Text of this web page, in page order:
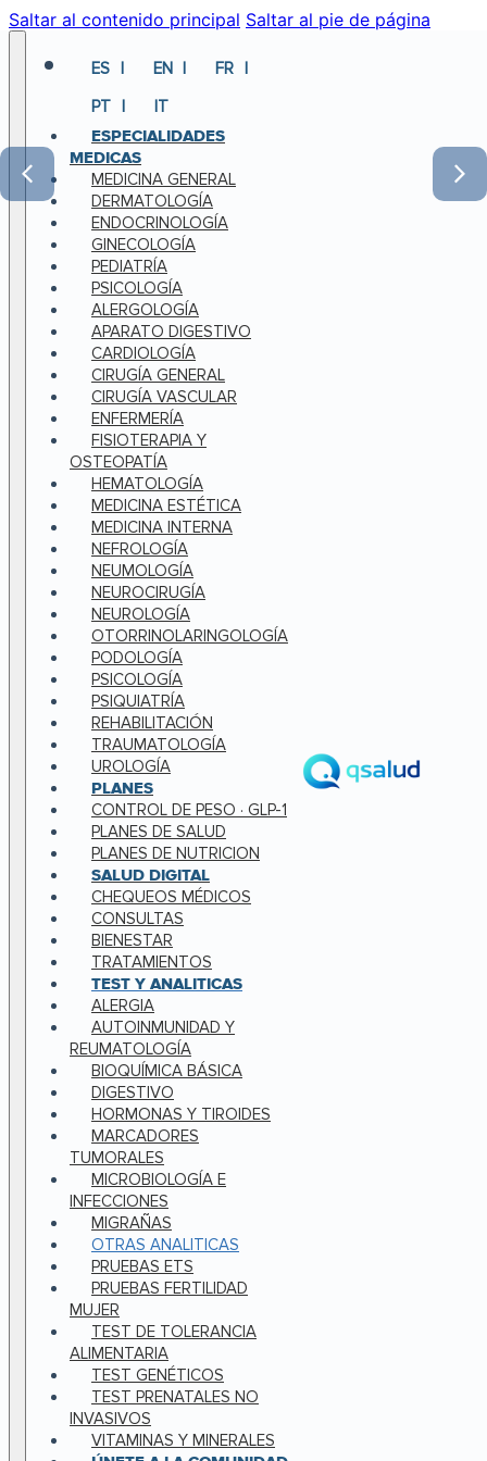
Saltar al contenido principal Saltar al pie de página
ES EN
FR
PT
IT
ESPECIALIDADES
MEDICAS
MEDICINA GENERAL
DERMATOLOGÍA
ENDOCRINOLOGÍA
GINECOLOGÍA
PEDIATRÍA
PSICOLOGÍA
ALERGOLOGÍA
APARATO DIGESTIVO
CARDIOLOGÍA
CIRUGÍA GENERAL
CIRUGÍA VASCULAR
ENFERMERÍA
FISIOTERAPIA Y
OSTEOPATÍA
HEMATOLOGÍA
MEDICINA ESTÉTICA
MEDICINA INTERNA
NEFROLOGÍA
NEUMOLOGÍA
NEUROCIRUGÍA
NEUROLOGÍA
OTORRINOLARINGOLOGÍA
PODOLOGÍA
PSICOLOGÍA
PSIQUIATRÍA
REHABILITACIÓN
TRAUMATOLOGÍA
UROLOGÍA
PLANES
CONTROL DE PESO · GLP-1
PLANES DE SALUD
PLANES DE NUTRICION
SALUD DIGITAL
CHEQUEOS MÉDICOS
CONSULTAS
BIENESTAR
TRATAMIENTOS
TEST Y ANALITICAS
ALERGIA
AUTOINMUNIDAD Y
REUMATOLOGÍA
BIOQUÍMICA BÁSICA
DIGESTIVO
HORMONAS Y TIROIDES
MARCADORES
TUMORALES
MICROBIOLOGÍA E
INFECCIONES
MIGRAÑAS
OTRAS ANALITICAS
PRUEBAS ETS
PRUEBAS FERTILIDAD
MUJER
TEST DE TOLERANCIA
ALIMENTARIA
TEST GENÉTICOS
TEST PRENATALES NO
INVASIVOS
VITAMINAS Y MINERALES